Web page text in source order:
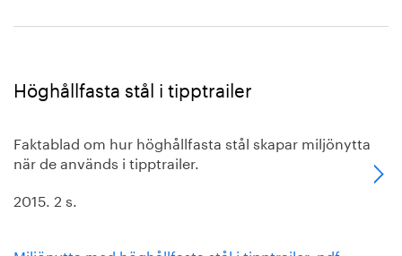
Höghållfasta stål i tipptrailer
Faktablad om hur höghållfasta stål skapar miljönytta
när de används i tipptrailer.
2015. 2 s.